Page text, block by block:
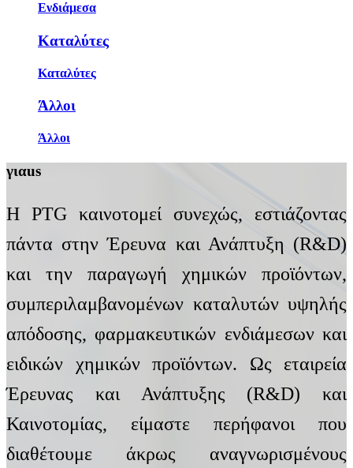
Ενδιάμεσα
Καταλύτες
Καταλύτες
Άλλοι
Άλλοι
γιαus
Η PTG καινοτομεί συνεχώς, εστιάζοντας
πάντα στην Έρευνα και Ανάπτυξη (R&D)
και την παραγωγή χημικών προϊόντων,
συμπεριλαμβανομένων καταλυτών υψηλής
απόδοσης, φαρμακευτικών ενδιάμεσων και
ειδικών χημικών προϊόντων. Ως εταιρεία
Έρευνας και Ανάπτυξης (R&D) και
Καινοτομίας, είμαστε περήφανοι που
διαθέτουμε άκρως αναγνωρισμένους